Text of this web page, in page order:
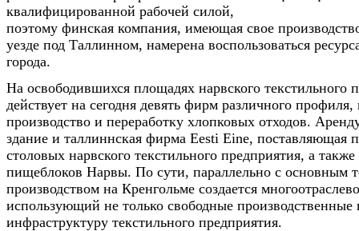
квалифицированной рабочей силой,
поэтому финская компания, имеющая свое
уезде под Таллинном, намерена воспользоваться
города.
На освободившихся площадях нарвского текстильного
действует на сегодня девять фирм различного
производство и переработку хлопковых отходов.
здание и таллиннская фирма Eesti Eine, поставляющая
столовых нарвского текстильного предприятия, а
пищеблоков Нарвы. По сути, параллельно с основным
производством на Кренгольме создается
использующий не только свободные
инфраструктуру текстильного предприятия.